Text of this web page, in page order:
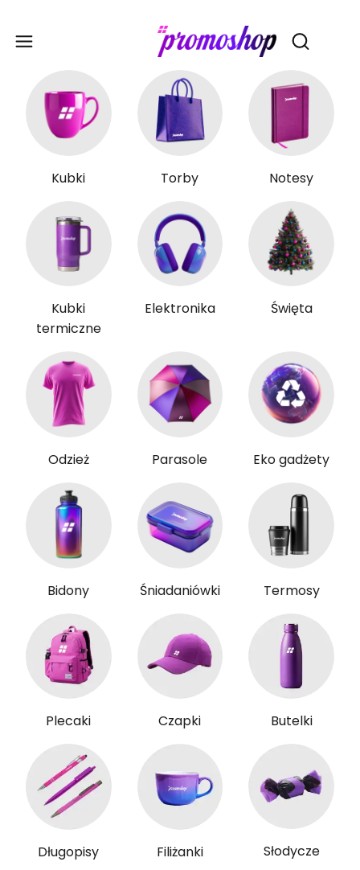
Otwórz
Kubki Torby Notesy
Kubki
termiczne
Elektronika Święta
Odzież Parasole Eko gadżety
Bidony Śniadaniówki Termosy
Plecaki Czapki Butelki
Długopisy Filiżanki Słodycze